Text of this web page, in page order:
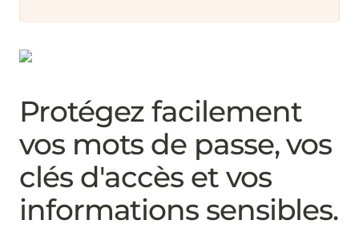
Protégez facilement
vos mots de passe, vos
clés d'accès et vos
informations sensibles.